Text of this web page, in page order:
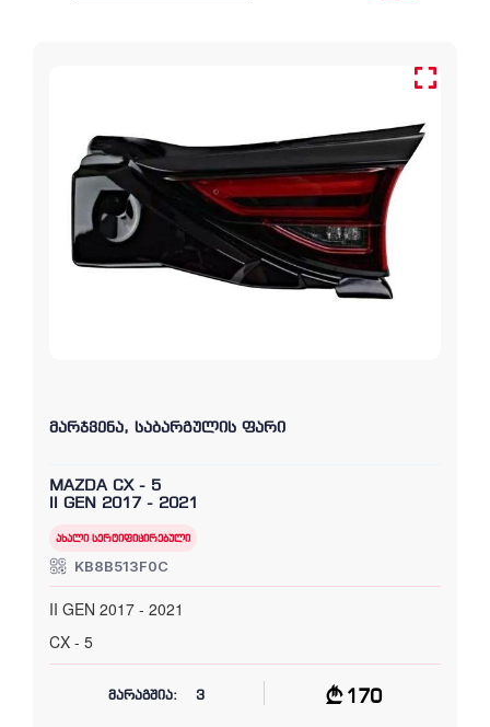
მარჯვენა, საბარგულის ფარი
MAZDA CX - 5
II GEN 2017 - 2021
ახალი სერტიფიცირებული
KB8B513F0C
II GEN 2017 - 2021
CX - 5
მარაგშია: 3 170